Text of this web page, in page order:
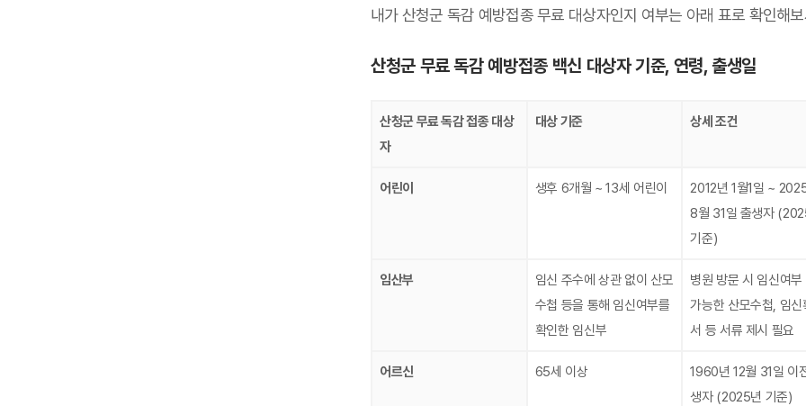
내가 산청군 독감 예방접종 무료 대상자인지 여부는 아래 표로 확인해
산청군 무료 독감 예방접종 백신 대상자 기준, 연령, 출생일
산청군 무료 독감 접종 대상
자
대상 기준 상세 조건
어린이 생후 6개월 ~ 13세 어린이
2012년 1월1일 ~
8월 31일 출생자
기준)
임산부
임신 주수에 상관 없이 산모
수첩 등을 통해 임신여부를
확인한 임신부
병원 방문 시 임신여부
가능한 산모수첩, 임신
서 등 서류 제시 필요
어르신 65세 이상
1960년 12월 31일 이
생자 (2025년 기준)